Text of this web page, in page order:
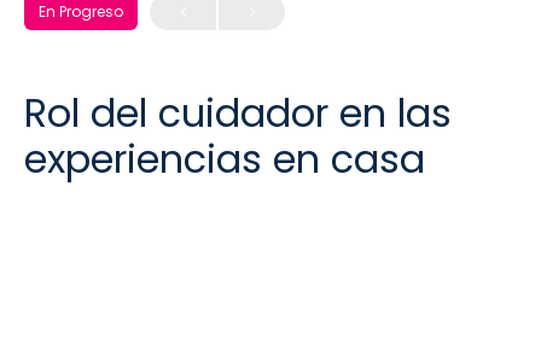
En Progreso
Rol del cuidador en las
experiencias en casa